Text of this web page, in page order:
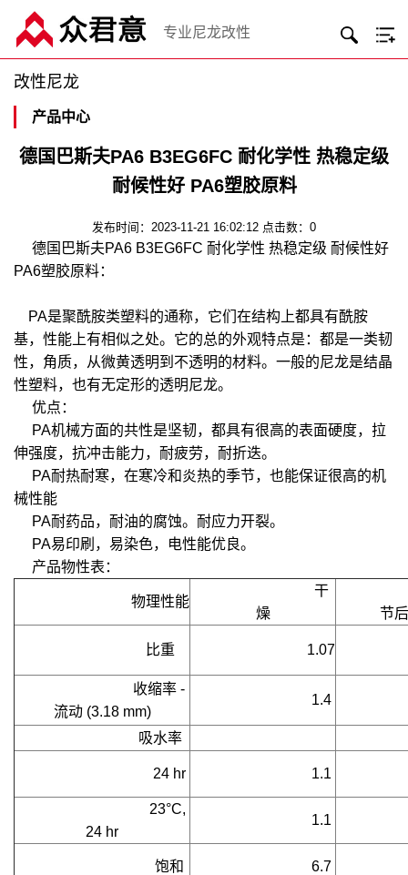
专业尼龙改性
改性尼龙
产品中心
德国巴斯夫PA6 B3EG6FC 耐化学性 热稳定级
耐候性好 PA6塑胶原料
发布时间：2023-11-21 16:02:12 点击数：0
德国巴斯夫PA6 B3EG6FC 耐化学性 热稳定级 耐候性好
PA6塑胶原料：
PA是聚酰胺类塑料的通称，它们在结构上都具有酰胺
基，性能上有相似之处。它的总的外观特点是：都是一类韧
性，角质，从微黄透明到不透明的材料。一般的尼龙是结晶
性塑料，也有无定形的透明尼龙。
优点：
PA机械方面的共性是坚韧，都具有很高的表面硬度，拉
伸强度，抗冲击能力，耐疲劳，耐折迭。
PA耐热耐寒，在寒冷和炎热的季节，也能保证很高的机
械性能
PA耐药品，耐油的腐蚀。耐应力开裂。
PA易印刷，易染色，电性能优良。
产品物性表：
物理性能
干
燥
节
比重 1.07
收缩率 -
流动 (3.18 mm)
1.4
吸水率
24 hr 1.1
23°C,
24 hr
1.1
饱和 6.7